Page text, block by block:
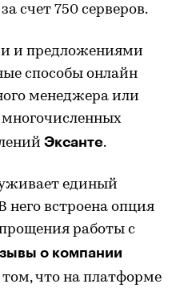
счет 750 серверов.
и предложениями
способы онлайн
менеджера или
Эксанте.
единый
него встроена опция
работы с
о компании
что на платформе